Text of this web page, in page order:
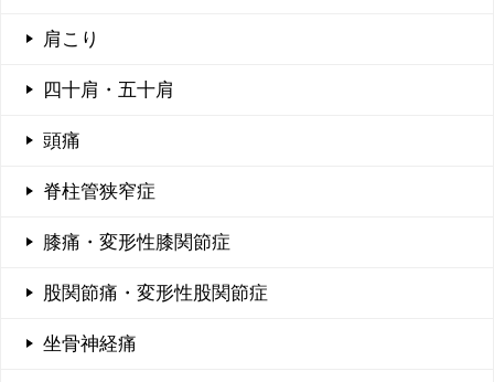
肩こり
四十肩・五十肩
頭痛
脊柱管狭窄症
膝痛・変形性膝関節症
股関節痛・変形性股関節症
坐骨神経痛